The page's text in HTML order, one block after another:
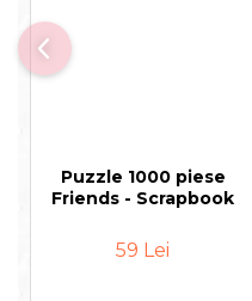
Puzzle 1000 piese
Friends - Scrapbook
59 Lei